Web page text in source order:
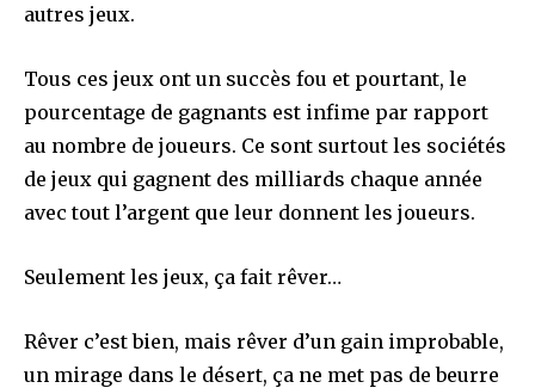
autres jeux.
Tous ces jeux ont un succès fou et pourtant, le
pourcentage de gagnants est infime par rapport
au nombre de joueurs. Ce sont surtout les sociétés
de jeux qui gagnent des milliards chaque année
avec tout l’argent que leur donnent les joueurs.
Seulement les jeux, ça fait rêver…
Rêver c’est bien, mais rêver d’un gain improbable,
un mirage dans le désert, ça ne met pas de beurre